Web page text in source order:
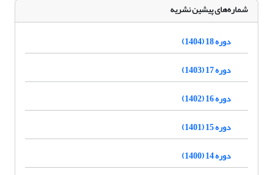
شماره‌های پیشین نشریه
دوره 18 (1404)
دوره 17 (1403)
دوره 16 (1402)
دوره 15 (1401)
دوره 14 (1400)